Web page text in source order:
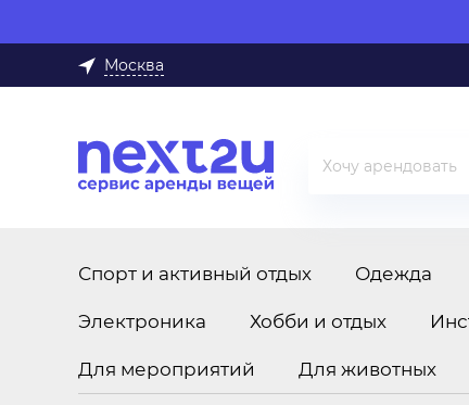
Москва
Спорт и активный отдых Одежда
Электроника Хобби и отдых
Для мероприятий Для животных